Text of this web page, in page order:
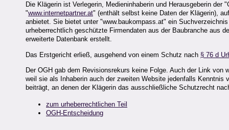
Die Klägerin ist Verlegerin, Medieninhaberin und Herausgeberin
"www.internetpartner.at" (enthält selbst keine Daten der Klägerin),
anbietet. Sie bietet unter "www.baukompass.at" ein
urheberrechtlich geschützte Firmendaten aus der Baubranche aus
erweiterte Datenbank erstellt.
Das Erstgericht erließ, ausgehend von einem Schutz nach § 76 d
Der OGH gab dem Revisionsrekurs keine Folge. Auch der Link von
weil sie als Inhaberin auch der zweiten Website jedenfalls
beiträgt, an denen der Klägerin das ausschließliche Schutzrecht
zum urheberrechtlichen Teil
OGH-Entscheidung